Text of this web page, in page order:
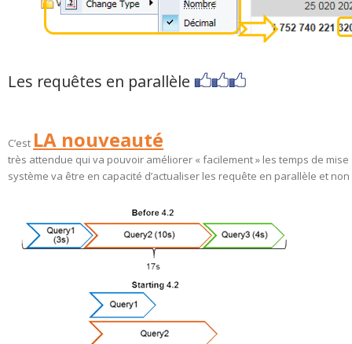
Les requêtes en parallèle
C’est LA nouveauté
très attendue qui va pouvoir améliorer « facilement » les temps de
système va être en capacité d’actualiser les requête en parallèle et